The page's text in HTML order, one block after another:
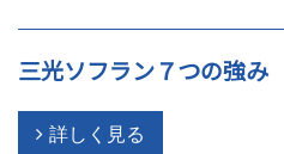
三光ソフラン７つの強み
詳しく見る